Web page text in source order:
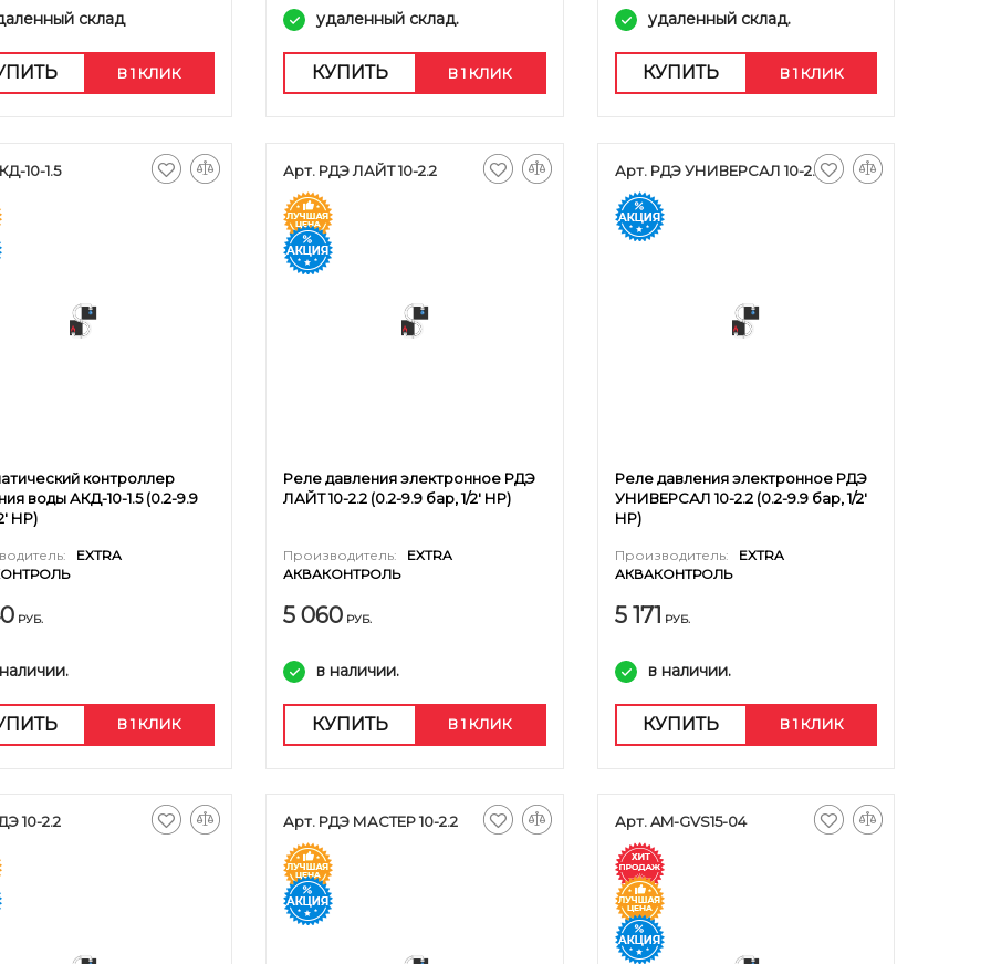
склад
В 1 КЛИК
удаленный склад.
КУПИТЬ В 1 КЛИК
удаленный склад.
КУПИТЬ В 1 КЛИК
10-1.5
контроллер
воды АКД-10-1.5 (0.2-9.9
НР)
EXTRA
РУБ.
В 1 КЛИК
Арт. РДЭ ЛАЙТ 10-2.2
Реле давления электронное РДЭ
ЛАЙТ 10-2.2 (0.2-9.9 бар, 1/2' НР)
Производитель:
EXTRA
АКВАКОНТРОЛЬ
5 060 РУБ.
в наличии.
КУПИТЬ В 1 КЛИК
Арт. РДЭ УНИВЕРСАЛ 10-2.2
Реле давления электронное РДЭ
УНИВЕРСАЛ 10-2.2 (0.2-9.9 бар, 1/2'
НР)
Производитель:
EXTRA
АКВАКОНТРОЛЬ
5 171 РУБ.
в наличии.
КУПИТЬ В 1 КЛИК
10-2.2 Арт. РДЭ МАСТЕР 10-2.2 Арт. AM-GVS15-04